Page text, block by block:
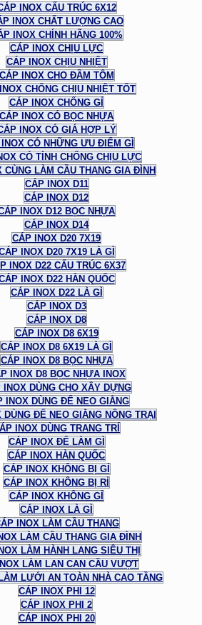
INOX CẤU TRÚC 6X12
INOX CHẤT LƯỢNG CAO
INOX CHÍNH HÃNG 100%
CÁP INOX CHỊU LỰC
CÁP INOX CHỊU NHIỆT
CÁP INOX CHO ĐẦM TÔM
CHỐNG CHỊU NHIỆT TỐT
CÁP INOX CHỐNG GỈ
CÁP INOX CÓ BỌC NHỰA
INOX CÓ GIÁ HỢP LÝ
CÓ NHỮNG ƯU ĐIỂM GÌ
CÓ TÍNH CHỐNG CHỊU LỰC
CÙNG LÀM CẦU THANG GIA ĐÌNH
CÁP INOX D11
CÁP INOX D12
INOX D12 BỌC NHỰA
CÁP INOX D14
CÁP INOX D20 7X19
INOX D20 7X19 LÀ GÌ
INOX D22 CẤU TRÚC 6X37
INOX D22 HÀN QUỐC
CÁP INOX D22 LÀ GÌ
CÁP INOX D3
CÁP INOX D8
CÁP INOX D8 6X19
CÁP INOX D8 6X19 LÀ GÌ
CÁP INOX D8 BỌC NHỰA
INOX D8 BỌC NHỰA INOX
INOX DÙNG CHO XÂY DỰNG
INOX DÙNG ĐỂ NEO GIẰNG
DÙNG ĐỂ NEO GIẰNG NÔNG TRẠI
INOX DÙNG TRANG TRÍ
CÁP INOX ĐỂ LÀM GÌ
CÁP INOX HÀN QUỐC
CÁP INOX KHÔNG BỊ GỈ
CÁP INOX KHÔNG BỊ RỈ
CÁP INOX KHÔNG GỈ
CÁP INOX LÀ GÌ
INOX LÀM CẦU THANG
LÀM CẦU THANG GIA ĐÌNH
LÀM HÀNH LANG SIÊU THỊ
LÀM LAN CAN CẦU VƯỢT
LƯỚI AN TOÀN NHÀ CAO TẦNG
CÁP INOX PHI 12
CÁP INOX PHI 2
CÁP INOX PHI 20